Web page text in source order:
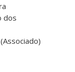
dos